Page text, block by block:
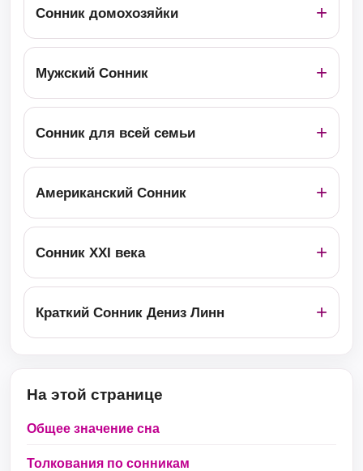
Сонник домохозяйки
Мужский Сонник
Сонник для всей семьи
Американский Сонник
Сонник ХХІ века
Краткий Сонник Дениз Линн
На этой странице
Общее значение сна
Толкования по сонникам